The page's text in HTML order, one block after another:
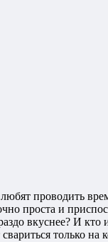
проводить
проста и
вкуснее? И
только на